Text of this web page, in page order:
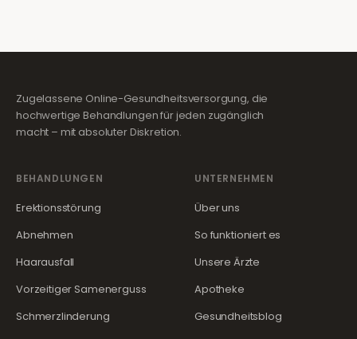
Zugelassene Online-Gesundheitsversorgung, die
hochwertige Behandlungen für jeden zugänglich
macht – mit absoluter Diskretion.
BEHANDLUNGEN
Erektionsstörung
Abnehmen
Haarausfall
Vorzeitiger Samenerguss
Schmerzlinderung
UNTERNEHMEN
Über uns
So funktioniert es
Unsere Ärzte
Apotheke
Gesundheitsblog